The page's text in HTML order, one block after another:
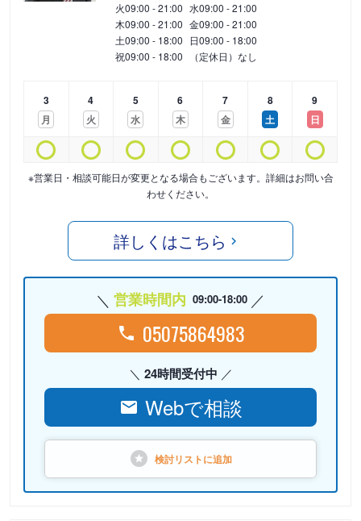
火09:00 - 21:00 水09:00 - 21:00
木09:00 - 21:00 金09:00 - 21:00
土09:00 - 18:00 日09:00 - 18:00
祝09:00 - 18:00 （定休日）なし
3
月
4
火
5
水
6
木
7
金
8
土
9
日
※営業日・相談可能日が変更となる場合もございます。詳細はお問い合
わせください。
詳しくはこちら
営業時間内 09:00-18:00
05075864983
24時間受付中
Webで相談
検討リストに追加